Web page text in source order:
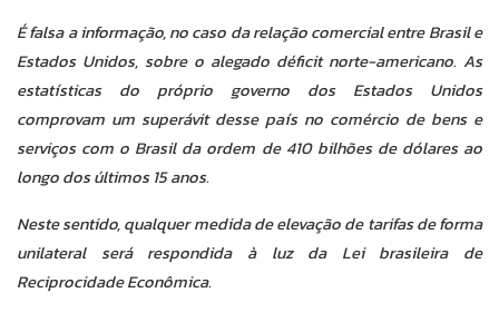
É falsa a informação, no caso da relação comercial entre Brasil e
Estados Unidos, sobre o alegado déficit norte-americano. As
estatísticas do próprio governo dos Estados Unidos
comprovam um superávit desse país no comércio de bens e
serviços com o Brasil da ordem de 410 bilhões de dólares ao
longo dos últimos 15 anos.
Neste sentido, qualquer medida de elevação de tarifas de forma
unilateral será respondida à luz da Lei brasileira de
Reciprocidade Econômica.